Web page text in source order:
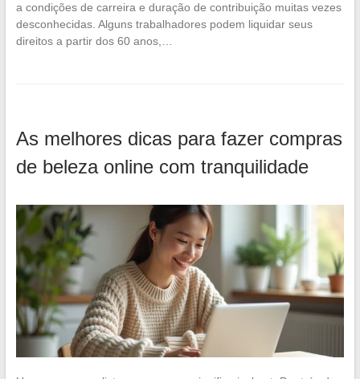
a condições de carreira e duração de contribuição muitas vezes
desconhecidas. Alguns trabalhadores podem liquidar seus
direitos a partir dos 60 anos,…
As melhores dicas para fazer compras
de beleza online com tranquilidade